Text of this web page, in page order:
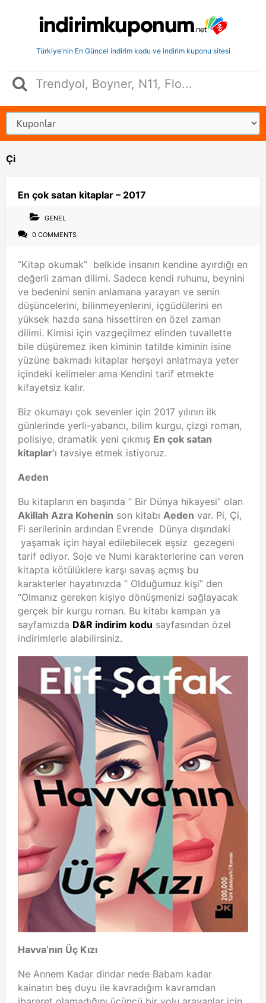
Türkiye'nin En Güncel indirim kodu ve indirim kuponu sitesi
Çi
En çok satan kitaplar – 2017
GENEL
0 COMMENTS
“Kitap okumak” belkide insanın kendine ayırdığı en
değerli zaman dilimi. Sadece kendi ruhunu, beynini
ve bedenini senin anlamana yarayan ve senin
düşüncelerini, bilinmeyenlerini, içgüdülerini en
yüksek hazda sana hissettiren en özel zaman
dilimi. Kimisi için vazgeçilmez elinden tuvallette
bile düşüremez iken kiminin tatilde kiminin isine
yüzüne bakmadı kitaplar herşeyi anlatmaya yeter
içindeki kelimeler ama Kendini tarif etmekte
kifayetsiz kalır.
Biz okumayı çok sevenler için 2017 yılının ilk
günlerinde yerli-yabancı, bilim kurgu, çizgi roman,
polisiye, dramatik yeni çıkmış En çok satan
kitaplar’ı tavsiye etmek istiyoruz.
Aeden
Bu kitapların en başında ” Bir Dünya hikayesi” olan
Akillah Azra Kohenin son kitabı Aeden var. Pi, Çi,
Fi serilerinin ardından Evrende Dünya dışındaki
yaşamak için hayal edilebilecek eşsiz gezegeni
tarif ediyor. Soje ve Numi karakterlerine can veren
kitapta kötülüklere karşı savaş açmış bu
karakterler hayatınızda ” Olduğumuz kişi” den
“Olmanız gereken kişiye dönüşmenizi sağlayacak
gerçek bir kurgu roman. Bu kitabı kampan ya
sayfamızda D&R indirim kodu sayfasından özel
indirimlerle alabilirsiniz.
Havva’nın Üç Kızı
Ne Annem Kadar dindar nede Babam kadar
kainatın beş duyu ile kavradığım kavramdan